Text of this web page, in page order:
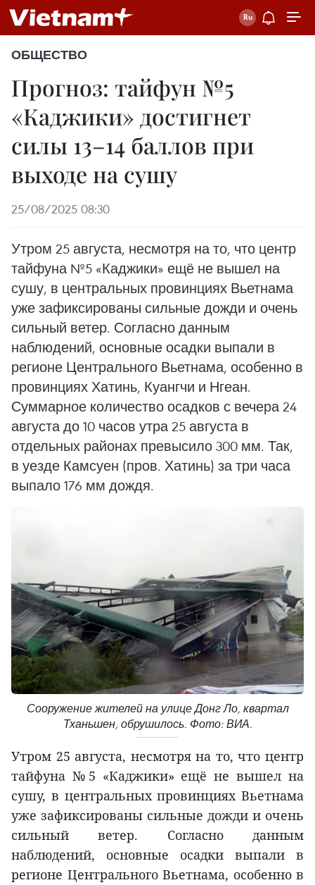
ОБЩЕСТВО
Прогноз: тайфун №5
«Каджики» достигнет
силы 13–14 баллов при
выходе на сушу
25/08/2025 08:30
Утром 25 августа, несмотря на то, что центр
тайфуна №5 «Каджики» ещё не вышел на
сушу, в центральных провинциях Вьетнама
уже зафиксированы сильные дожди и очень
сильный ветер. Согласно данным
наблюдений, основные осадки выпали в
регионе Центрального Вьетнама, особенно в
провинциях Хатинь, Куангчи и Нгеан.
Суммарное количество осадков с вечера 24
августа до 10 часов утра 25 августа в
отдельных районах превысило 300 мм. Так,
в уезде Камсуен (пров. Хатинь) за три часа
выпало 176 мм дождя.
Сооружение жителей на улице Донг Ло, квартал
Тханьшен, обрушилось. Фото: ВИА.
Утром 25 августа, несмотря на то, что центр
тайфуна №5 «Каджики» ещё не вышел на
сушу, в центральных провинциях Вьетнама
уже зафиксированы сильные дожди и очень
сильный ветер. Согласно данным
наблюдений, основные осадки выпали в
регионе Центрального Вьетнама, особенно в